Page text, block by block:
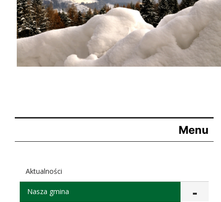
Menu
Aktualności
Nasza gmina